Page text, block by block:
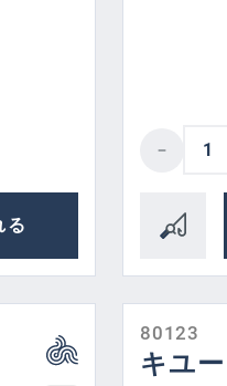
desired
る
80123
キユ